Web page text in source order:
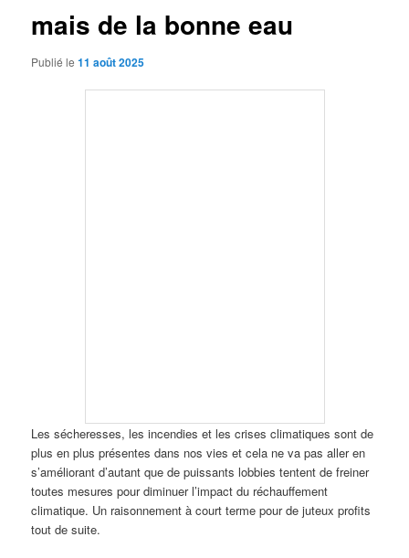
mais de la bonne eau
Publié le11 août 2025
Les sécheresses, les incendies et les crises climatiques sont de
plus en plus présentes dans nos vies et cela ne va pas aller en
s’améliorant d’autant que de puissants lobbies tentent de freiner
toutes mesures pour diminuer l’impact du réchauffement
climatique. Un raisonnement à court terme pour de juteux profits
tout de suite.